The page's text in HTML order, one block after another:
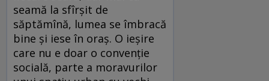
seamă la sfîrşit de
săptămînă, lumea se îmbracă
bine şi iese în oraş. O ieşire
care nu e doar o convenţie
socială, parte a moravurilor